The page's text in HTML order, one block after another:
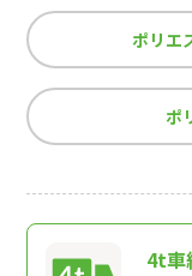
ポリエ
ポ
4t車